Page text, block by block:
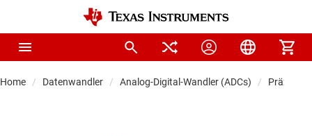
Home Datenwandler Analog-Digital-Wandler (ADCs)